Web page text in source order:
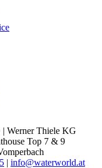
| Werner Thiele KG
Top 7 & 9
| info@waterworld.at